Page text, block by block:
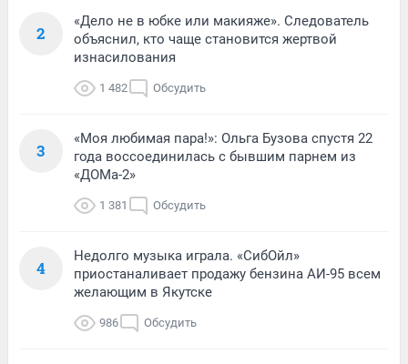
2
«Дело не в юбке или макияже». Следователь
объяснил, кто чаще становится жертвой
изнасилования
1 482 Обсудить
3
«Моя любимая пара!»: Ольга Бузова спустя 22
года воссоединилась с бывшим парнем из
«ДОМа-2»
1 381 Обсудить
4
Недолго музыка играла. «СибОйл»
приостаналивает продажу бензина АИ-95 всем
желающим в Якутске
986 Обсудить